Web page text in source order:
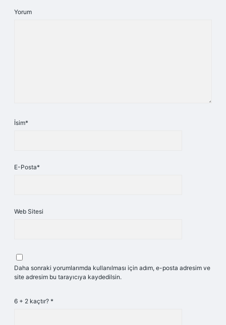
Yorum
İsim*
E-Posta*
Web Sitesi
Daha sonraki yorumlarımda kullanılması için adım, e-posta adresim ve
site adresim bu tarayıcıya kaydedilsin.
6 + 2 kaçtır? *